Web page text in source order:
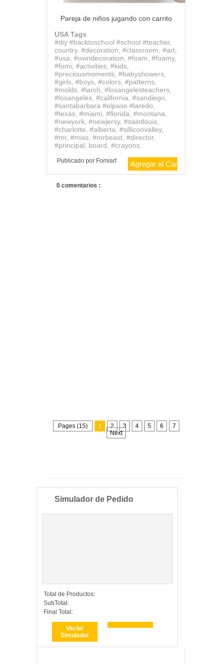
Pareja de niños jugando con carrito
USA Tags
#diy #backtoschool #school #teacher,
country, #decoration, #classroom, #art,
#usa, #owndecoration, #foam, #foamy,
#fomi, #activities, #kids,
#preciousmoments, #babyshowers,
#girls, #boys, #colors, #patterns,
#molds, #larch, #losangelesteachers,
#losangeles, #california, #sandiego,
#santabarbara #elpaso #laredo,
#texas, #miami, #florida, #montana,
#newyork, #newjersy, #saintlouis,
#charlotte, #alberta, #silliconvalley,
#mr, #miss, #mrbeast, #director,
#principal, board, #crayons,
Publicado por Fomiart
0 comentarios :
Pages (15) 1 2 3 4 5 6
7
Next
Simulador de Pedido
Total de Productos:
SubTotal:
Final Total:
Vacíar
Simulador